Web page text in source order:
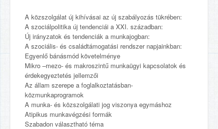
A közszolgálat új kihívásai az új szabályozás tükrében:
A szociálpolitika új tendenciái a XXI. században:
Új irányzatok és tendenciák a munkajogban:
A szociális- és családtámogatási rendszer napjainkban:
Egyenlő bánásmód követelménye
Mikro –mezo- és makroszintű munkaügyi kapcsolatok és
érdekegyeztetés jellemzői
Az állam szerepe a foglalkoztatásban-
közmunkaprogramok
A munka- és közszolgálati jog viszonya egymáshoz
Atipikus munkavégzési formák
Szabadon választható téma